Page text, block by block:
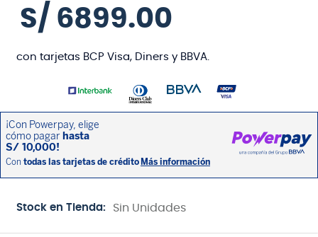
S/ 6899.00
con tarjetas BCP Visa, Diners y BBVA.
Stock en Tienda: Sin Unidades